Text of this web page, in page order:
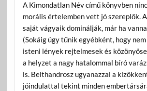
A Kimondatlan Név című könyvben
morális értelemben vett jó szereplők.
saját vágyaik dominálják, már ha
(Sokáig úgy tűnik egyébként, hogy
isteni lények rejtelmesek és
a helyzet a nagy hatalommal bíró
is. Belthandrosz ugyanazzal a
jóindulattal tekint minden